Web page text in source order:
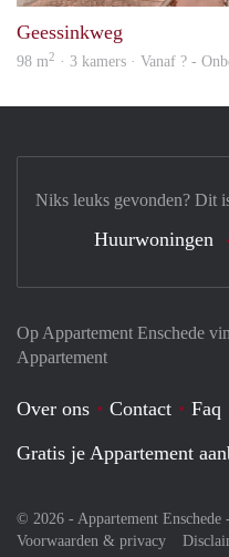
Geessinkweg
98 m2 · 3 kamers · Vanaf ? -
Op Appartement Enschede
Appartement
Over ons Contact Faq
Gratis je Appartement
© 2026 - Appartement
Voorwaarden & privacy
Niks leuks gevonden? Dit
Huurwoningen